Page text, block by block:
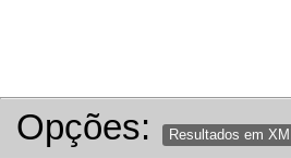
Opções: Resultados em XML